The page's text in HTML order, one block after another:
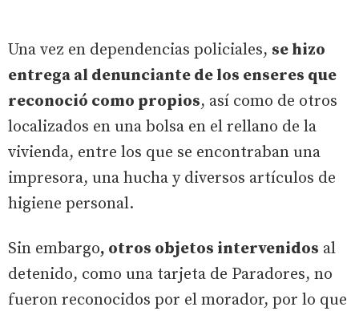
Una vez en dependencias policiales, se hizo
entrega al denunciante de los enseres que
reconoció como propios, así como de otros
localizados en una bolsa en el rellano de la
vivienda, entre los que se encontraban una
impresora, una hucha y diversos artículos de
higiene personal.
Sin embargo, otros objetos intervenidos al
detenido, como una tarjeta de Paradores, no
fueron reconocidos por el morador, por lo que